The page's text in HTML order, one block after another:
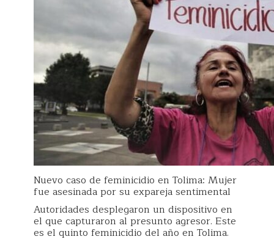
Nuevo caso de feminicidio en Tolima: Mujer
fue asesinada por su expareja sentimental
Autoridades desplegaron un dispositivo en
el que capturaron al presunto agresor. Este
es el quinto feminicidio del año en Tolima.